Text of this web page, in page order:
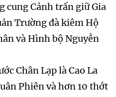
cung Cảnh trấn giữ Gia
Trường đà kiêm Hộ
và Hình bộ Nguyễn
Chân Lạp là Cao La
Phiên và hơn 10 thớt